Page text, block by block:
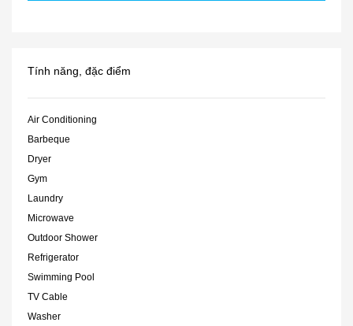
Tính năng, đặc điểm
Air Conditioning
Barbeque
Dryer
Gym
Laundry
Microwave
Outdoor Shower
Refrigerator
Swimming Pool
TV Cable
Washer